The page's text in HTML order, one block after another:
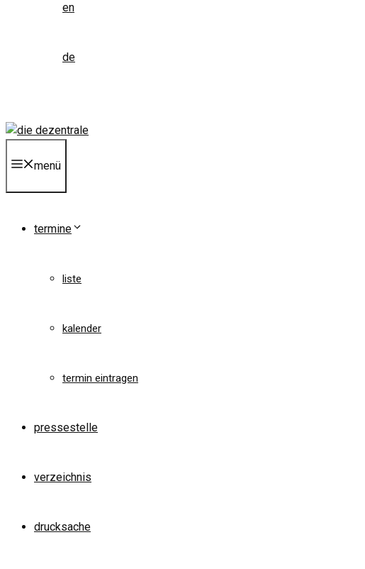
en
de
menü
termine
liste
kalender
termin eintragen
pressestelle
verzeichnis
drucksache